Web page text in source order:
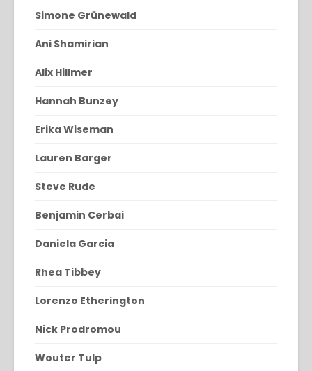
Simone Grünewald
Ani Shamirian
Alix Hillmer
Hannah Bunzey
Erika Wiseman
Lauren Barger
Steve Rude
Benjamin Cerbai
Daniela Garcia
Rhea Tibbey
Lorenzo Etherington
Nick Prodromou
Wouter Tulp